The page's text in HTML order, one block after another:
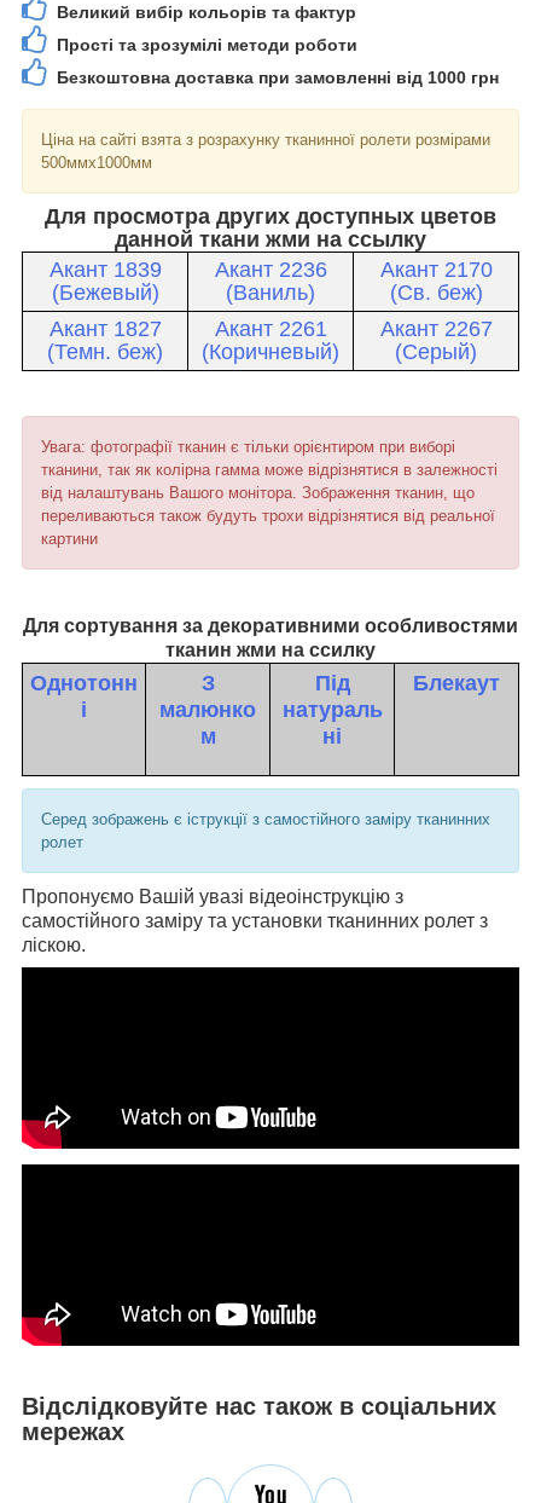
Великий вибір кольорів та фактур
Прості та зрозумілі методи роботи
Безкоштовна доставка при замовленні від 1000 грн
Ціна на сайті взята з розрахунку тканинної ролети розмірами
500ммх1000мм
Для просмотра других доступных цветов
данной ткани жми на ссылку
Акант 1839
(Бежевый)
Акант 2236
(Ваниль)
Акант 2170
(Св. беж)
Акант 1827
(Темн. беж)
Акант 2261
(Коричневый)
Акант 2267
(Серый)
Увага: фотографії тканин є тільки орієнтиром при виборі
тканини, так як колірна гамма може відрізнятися в залежності
від налаштувань Вашого монітора. Зображення тканин, що
переливаються також будуть трохи відрізнятися від реальної
картини
Для сортування за декоративними особливостями
тканин жми на ссилку
Однотонн
і
З
малюнко
м
Під
натураль
ні
Блекаут
Серед зображень є іструкції з самостійного заміру тканинних
ролет
Пропонуємо Вашій увазі відеоінструкцію з
самостійного заміру та установки тканинних ролет з
ліскою.
Відслідковуйте нас також в соціальних
мережах